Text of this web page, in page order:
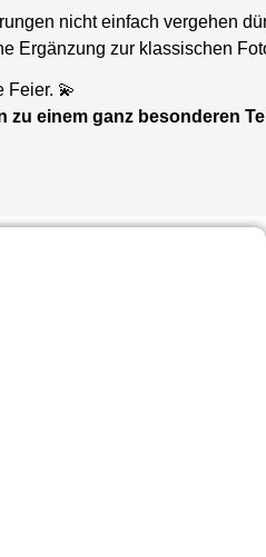
nicht einfach vergehen
Ergänzung zur klassischen
Feier. 💫
einem ganz besonderen